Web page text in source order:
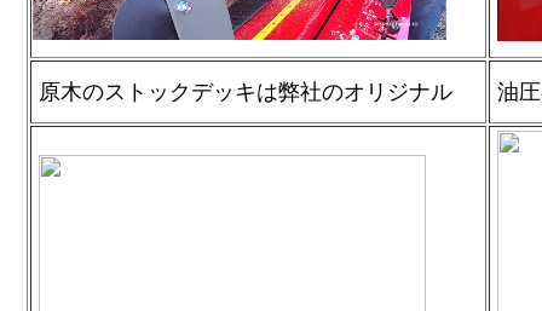
原木のストックデッキは弊社のオリジナル 油